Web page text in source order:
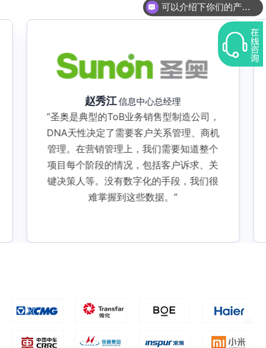
赵秀江信息中心总经理
”圣奥是典型的ToB业务销售型制造公司，
DNA天性决定了需要客户关系管理、商机
管理。在营销管理上，我们需要知道整个
项目每个阶段的情况，包括客户诉求、关
键决策人等。没有数字化的手段，我们很
难掌握到这些数据。“
你们是怎么收费的呢？